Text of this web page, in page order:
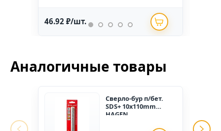
46.92 ₽/шт.
Аналогичные товары
Сверло-бур п/бет.
SDS+ 10x110mm
HAGEN